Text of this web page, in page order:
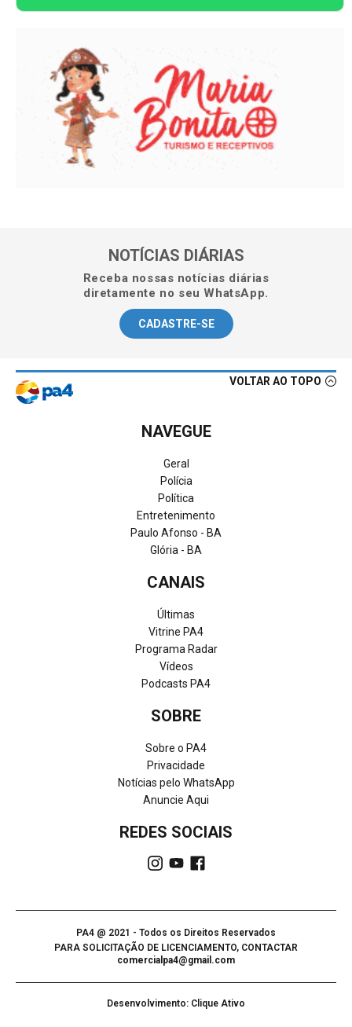
NOTÍCIAS DIÁRIAS
Receba nossas notícias diárias
diretamente no seu WhatsApp.
CADASTRE-SE
VOLTAR AO TOPO
NAVEGUE
Geral
Polícia
Política
Entretenimento
Paulo Afonso - BA
Glória - BA
CANAIS
Últimas
Vitrine PA4
Programa Radar
Vídeos
Podcasts PA4
SOBRE
Sobre o PA4
Privacidade
Notícias pelo WhatsApp
Anuncie Aqui
REDES SOCIAIS
PA4 @ 2021 - Todos os Direitos Reservados
PARA SOLICITAÇÃO DE LICENCIAMENTO, CONTACTAR
comercialpa4@gmail.com
Desenvolvimento: Clique Ativo